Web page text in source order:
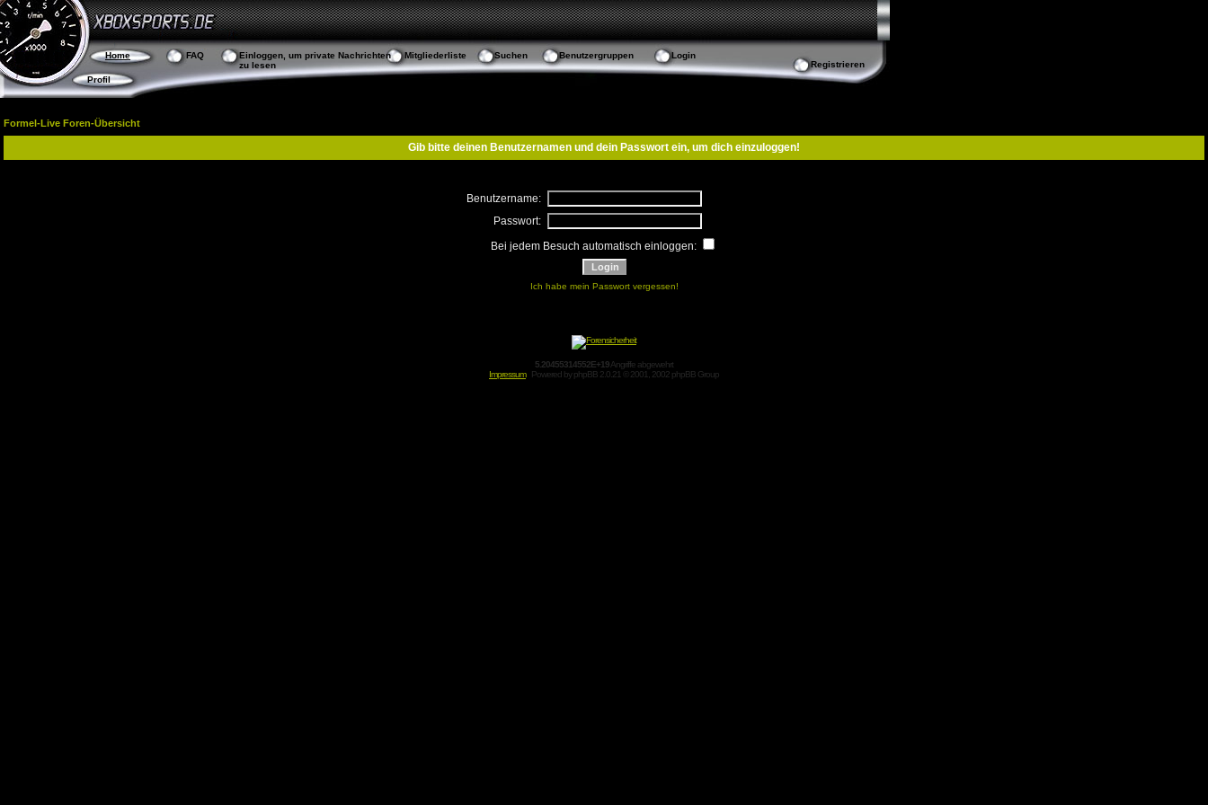
Login
Benutzergruppen
Registrieren
Suchen
FAQ
Einloggen, um private Nachrichten
zu lesen
Profil
Home Mitgliederliste
Formel-Live Foren-Übersicht
Gib bitte deinen Benutzernamen und dein Passwort ein, um dich einzuloggen!
Benutzername:
Passwort:
Bei jedem Besuch automatisch einloggen:
Ich habe mein Passwort vergessen!
5.20455314552E+19Angriffe abgewehrt
Impressum
Powered byphpBB 2.0.21 © 2001, 2002 phpBB Group